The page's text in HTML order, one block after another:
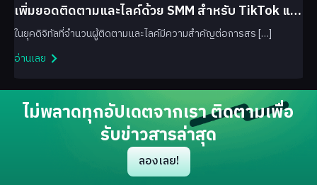
เพิ่มยอดติดตามและไลค์ด้วย SMM สำหรับ TikTok และ
Facebook
ในยุคดิจิทัลที่จำนวนผู้ติดตามและไลค์มีความสำคัญต่อการสร […]
อ่านเลย
ไม่พลาดทุกอัปเดตจากเรา ติดตามเพื่อ
รับข่าวสารล่าสุด
ลองเลย!